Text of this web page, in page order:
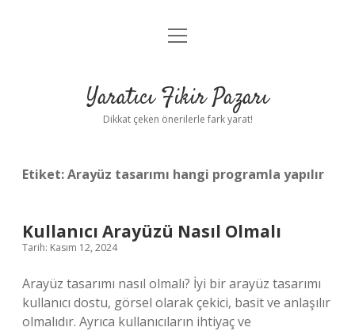
Anasayfa
Yasal Uyarı
menüyü
Yaratıcı Fikir Pazarı
Dikkat çeken önerilerle fark yarat!
Etiket:Arayüz tasarımı hangi programla yapılır
Kullanıcı Arayüzü Nasıl Olmalı
Tarih: Kasım 12, 2024
Arayüz tasarımı nasıl olmalı? İyi bir arayüz tasarımı
kullanıcı dostu, görsel olarak çekici, basit ve anlaşılır
olmalıdır. Ayrıca kullanıcıların ihtiyaç ve